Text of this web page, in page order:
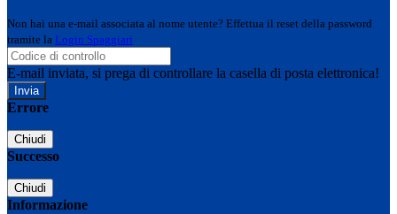
Non hai una e-mail associata al nome utente? Effettua il reset della password
tramite la Login Spaggiari
E-mail inviata, si prega di controllare la casella di posta elettronica!
Errore
Chiudi
Successo
Chiudi
Informazione